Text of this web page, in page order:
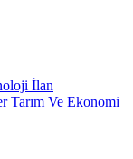
İlan
Tarım Ve Ekonomi